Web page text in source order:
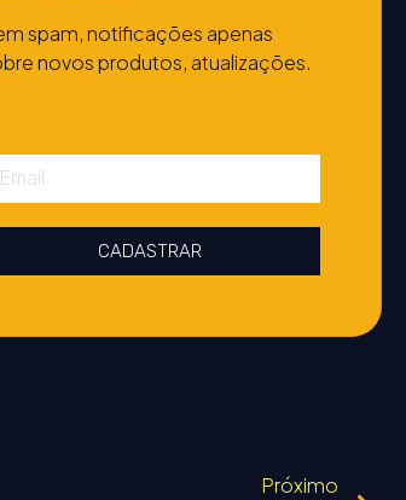
spam, notificações apenas
novos produtos, atualizações.
CADASTRAR
Próximo